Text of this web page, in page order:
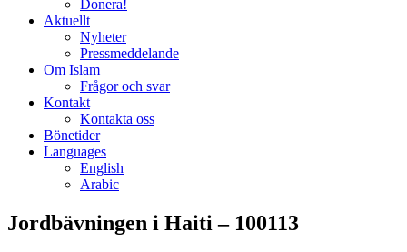
Donera!
Aktuellt
Nyheter
Pressmeddelande
Om Islam
Frågor och svar
Kontakt
Kontakta oss
Bönetider
Languages
English
Arabic
Jordbävningen i Haiti – 100113